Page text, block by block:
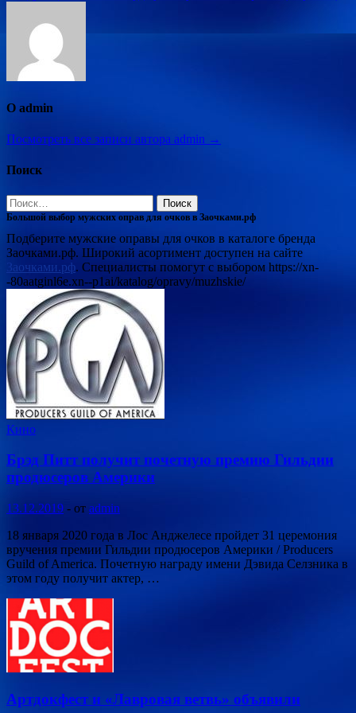
О admin
Посмотреть все записи автора admin →
Поиск
Найти:
Большой выбор мужских оправ для очков в Заочками.рф
Подберите мужские оправы для очков в каталоге бренда
Заочками.рф. Широкий асортимент доступен на сайте
Заочками.рф. Специалисты помогут с выбором https://xn-
-80aatginl6e.xn--p1ai/katalog/opravy/muzhskie/
Кино
Брэд Питт получит почетную премию Гильдии
продюсеров Америки
13.12.2019 - от admin
18 января 2020 года в Лос Анджелесе пройдет 31 церемония
вручения премии Гильдии продюсеров Америки / Producers
Guild of America. Почетную награду имени Дэвида Селзника в
этом году получит актер, …
Артдокфест и «Лавровая ветвь» объявили